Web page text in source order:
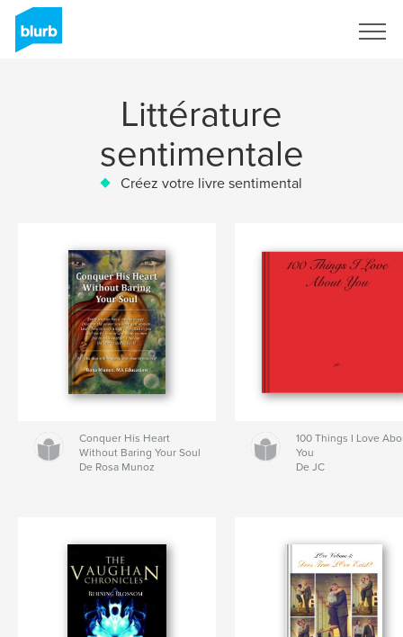
Littérature
sentimentale
Créez votre livre sentimental
Conquer His Heart
Without Baring Your Soul
De Rosa Munoz
100 Things I Love
You
De JC